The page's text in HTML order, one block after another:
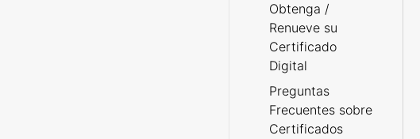
Obtenga /
Renueve su
Certificado
Digital
Preguntas
Frecuentes sobre
Certificados